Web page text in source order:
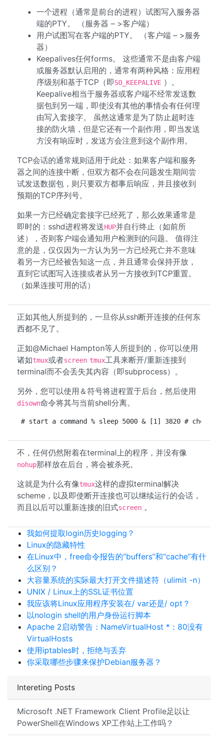
Intereting Posts
Microsoft .NET Framework Client Profile足以让
PowerShell在Windows XP工作站上工作吗？
一个进程（通常是前台的进程）试图写入服务器
端的PTY。 （服务器 – >客户端）
用户试图写在客户端的PTY。 （客户端 – >服务
器）
Keepalives任何forms。 这些通常不是由客户端
或服务器默认启用的，通常有两种风格：应用程
序级别和基于TCP（即SO_KEEPALIVE ）。
Keepalive相当于服务器或客户端不经常发送数
据包到另一端，即使没有其他的事情会有任何理
由写入套接字。 虽然这通常是为了防止超时连
接的防火墙，但是它还有一个副作用，即当发送
方没有响应时，发送方会注意到这个副作用。
TCP会话的通常规则适用于此处：如果客户端和服务
器之间的连接中断，但双方都不会在问题发生期间尝
试发送数据包，则只要双方都事后响应，并且接收到
预期的TCP序列号。
如果一方已经确定套接字已经死了，那么效果通常是
即时的：sshd进程将发送HUP并自行终止（如前所
述），否则客户端会通知用户检测到的问题。 值得注
意的是，仅仅因为一方认为另一方已经死亡并不意味
着另一方已经被告知这一点，并且通常会保持开放，
直到它试图写入连接或者从另一方接收到TCP重置。
（如果连接可用的话）
正如其他人所提到的，一旦你从ssh断开连接的任何东
西都不见了。
正如@Michael Hampton等人所提到的，你可以使用
诸如tmux或者screen tmux工具来断开/重新连接到
terminal而不会丢失其内容（即subprocess）。
另外，您可以使用＆符号将进程置于后台，然后使用
disown命令将其与当前shell分离。
# start a command % sleep 5000 & [1] 3820 #
不，任何仍然附着在terminal上的程序，并没有像
nohup那样放在后台，将会被杀死。
这就是为什么有像tmux这样的虚拟terminal解决
scheme，以及即使断开连接也可以继续运行的会话，
而且以后可以重新连接的旧式screen 。
我如何提取login历史logging？
Linux的隐藏特性
在Linux中，free命令报告的“buffers”和“cache”有什
么区别？
大容量系统的实际最大打开文件描述符（ulimit -n）
UNIX / Linux上的SSL证书位置
我应该将Linux应用程序安装在/ var还是/ opt？
以nologin shell的用户身份运行脚本
Apache 2启动警告：NameVirtualHost *：80没有
VirtualHosts
使用iptables时，拒绝与丢弃
你采取哪些步骤来保护Debian服务器？